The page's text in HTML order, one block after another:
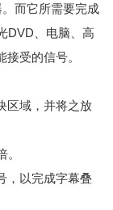
而它所需要完成
DVD、电脑、高
受的信号。
区域，并将之放
，以完成字幕叠